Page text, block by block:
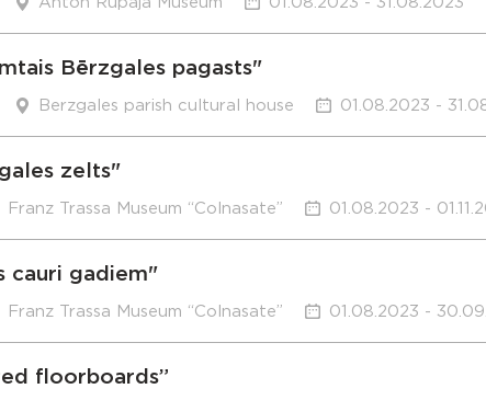
Bērzgales pagasts"
Berzgales parish cultural house 01.08.2023 -
zelts"
Franz Trassa Museum “Colnasate” 01.08.2023 -
cauri gadiem"
Franz Trassa Museum “Colnasate” 01.08.2023 -
floorboards”